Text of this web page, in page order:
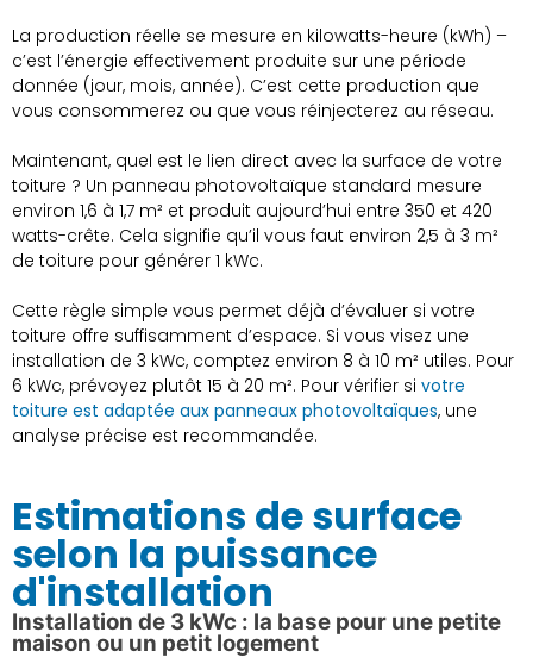
La production réelle se mesure en kilowatts-heure (kWh) –
c’est l’énergie effectivement produite sur une période
donnée (jour, mois, année). C’est cette production que
vous consommerez ou que vous réinjecterez au réseau.
Maintenant, quel est le lien direct avec la surface de votre
toiture ? Un panneau photovoltaïque standard mesure
environ 1,6 à 1,7 m² et produit aujourd’hui entre 350 et 420
watts-crête. Cela signifie qu’il vous faut environ 2,5 à 3 m²
de toiture pour générer 1 kWc.
Cette règle simple vous permet déjà d’évaluer si votre
toiture offre suffisamment d’espace. Si vous visez une
installation de 3 kWc, comptez environ 8 à 10 m² utiles. Pour
6 kWc, prévoyez plutôt 15 à 20 m². Pour vérifier si votre
toiture est adaptée aux panneaux photovoltaïques, une
analyse précise est recommandée.
Estimations de surface
selon la puissance
d'installation
Installation de 3 kWc : la base pour une petite
maison ou un petit logement